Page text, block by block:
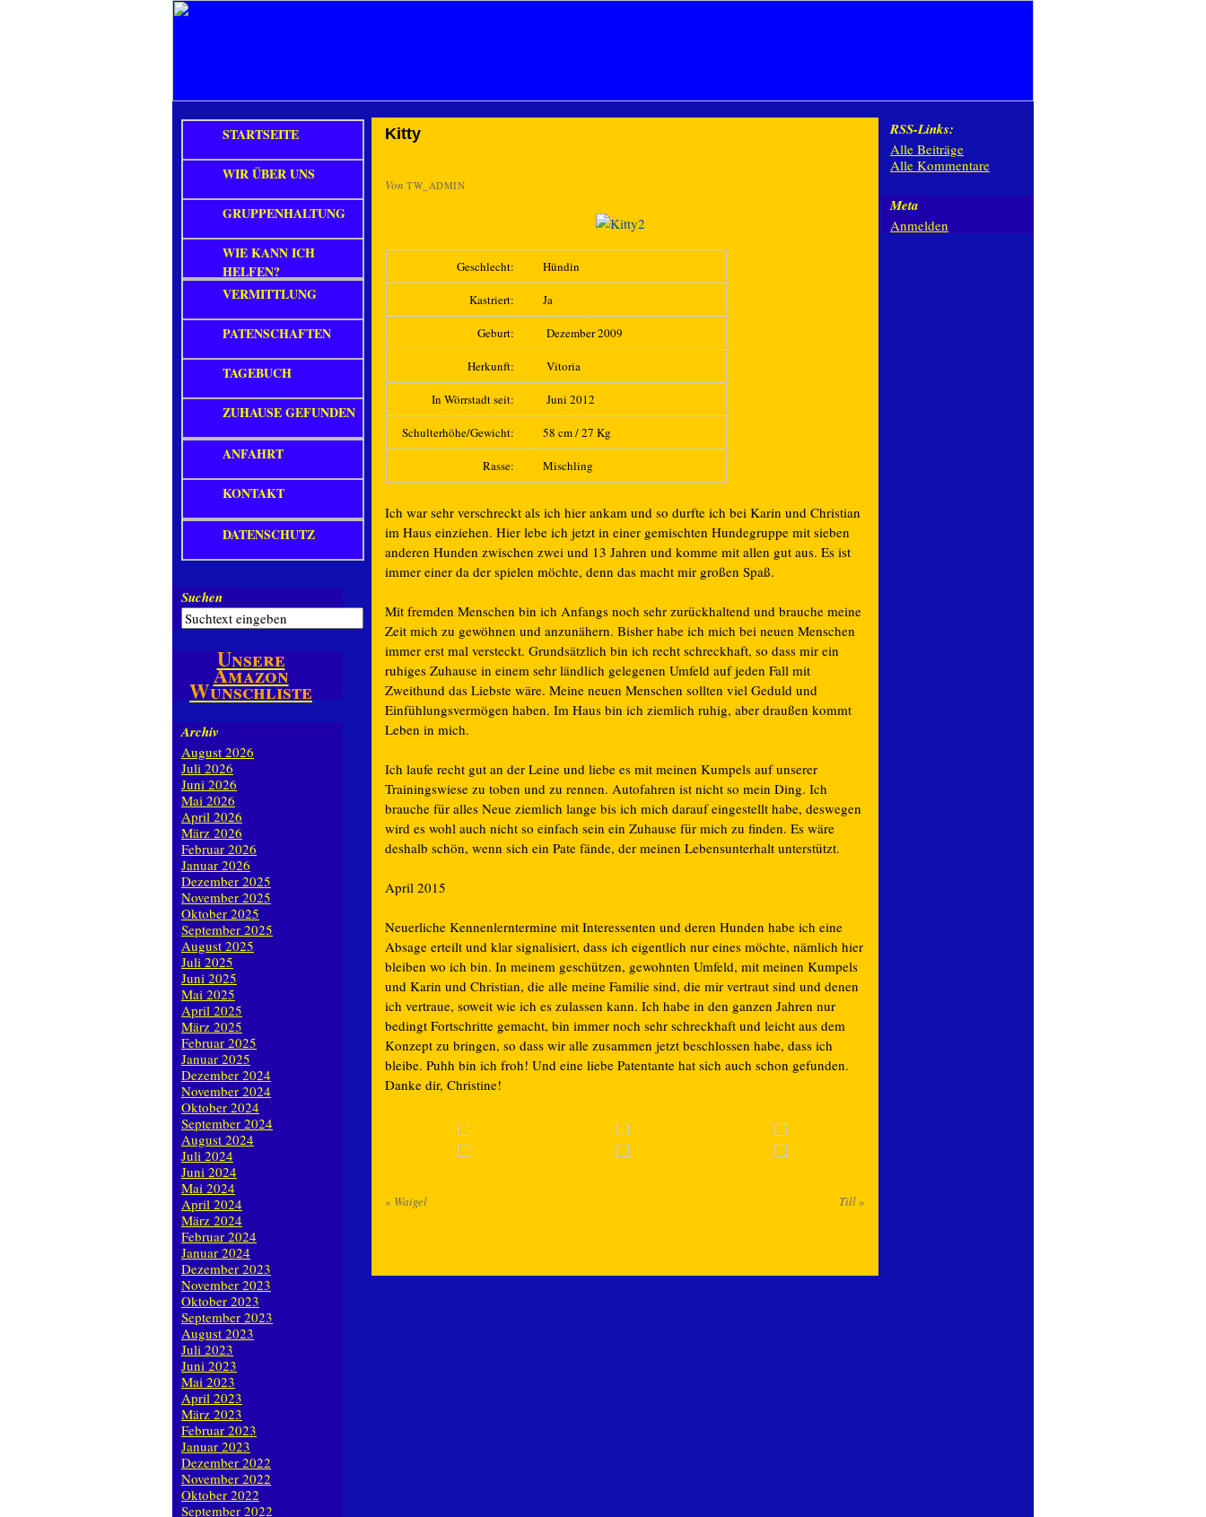
Kitty
Von TW_ADMIN
Geschlecht: Hündin
Kastriert: Ja
Geburt: Dezember 2009
Herkunft: Vitoria
In Wörrstadt seit: Juni 2012
Schulterhöhe/Gewicht: 58 cm / 27 Kg
Rasse: Mischling
Ich war sehr verschreckt als ich hier ankam und so durfte ich bei Karin und Christian
im Haus einziehen. Hier lebe ich jetzt in einer gemischten Hundegruppe mit sieben
anderen Hunden zwischen zwei und 13 Jahren und komme mit allen gut aus. Es ist
immer einer da der spielen möchte, denn das macht mir großen Spaß.
Mit fremden Menschen bin ich Anfangs noch sehr zurückhaltend und brauche meine
Zeit mich zu gewöhnen und anzunähern. Bisher habe ich mich bei neuen Menschen
immer erst mal versteckt. Grundsätzlich bin ich recht schreckhaft, so dass mir ein
ruhiges Zuhause in einem sehr ländlich gelegenen Umfeld auf jeden Fall mit
Zweithund das Liebste wäre. Meine neuen Menschen sollten viel Geduld und
Einfühlungsvermögen haben. Im Haus bin ich ziemlich ruhig, aber draußen kommt
Leben in mich.
Ich laufe recht gut an der Leine und liebe es mit meinen Kumpels auf unserer
Trainingswiese zu toben und zu rennen. Autofahren ist nicht so mein Ding. Ich
brauche für alles Neue ziemlich lange bis ich mich darauf eingestellt habe, deswegen
wird es wohl auch nicht so einfach sein ein Zuhause für mich zu finden. Es wäre
deshalb schön, wenn sich ein Pate fände, der meinen Lebensunterhalt unterstützt.
April 2015
Neuerliche Kennenlerntermine mit Interessenten und deren Hunden habe ich eine
Absage erteilt und klar signalisiert, dass ich eigentlich nur eines möchte, nämlich hier
bleiben wo ich bin. In meinem geschützen, gewohnten Umfeld, mit meinen Kumpels
und Karin und Christian, die alle meine Familie sind, die mir vertraut sind und denen
ich vertraue, soweit wie ich es zulassen kann. Ich habe in den ganzen Jahren nur
bedingt Fortschritte gemacht, bin immer noch sehr schreckhaft und leicht aus dem
Konzept zu bringen, so dass wir alle zusammen jetzt beschlossen habe, dass ich
bleibe. Puhh bin ich froh! Und eine liebe Patentante hat sich auch schon gefunden.
Danke dir, Christine!
« Waigel Till»
STARTSEITE
WIR ÜBER UNS
GRUPPENHALTUNG
WIE KANN ICH
HELFEN?
VERMITTLUNG
PATENSCHAFTEN
TAGEBUCH
ZUHAUSE GEFUNDEN
ANFAHRT
KONTAKT
DATENSCHUTZ
Suchen
Unsere
Amazon
Wunschliste
Archiv
August 2026
Juli 2026
Juni 2026
Mai 2026
April 2026
März 2026
Februar 2026
Januar 2026
Dezember 2025
November 2025
Oktober 2025
September 2025
August 2025
Juli 2025
Juni 2025
Mai 2025
April 2025
März 2025
Februar 2025
Januar 2025
Dezember 2024
November 2024
Oktober 2024
September 2024
August 2024
Juli 2024
Juni 2024
Mai 2024
April 2024
März 2024
Februar 2024
Januar 2024
Dezember 2023
November 2023
Oktober 2023
September 2023
August 2023
Juli 2023
Juni 2023
Mai 2023
April 2023
März 2023
Februar 2023
Januar 2023
Dezember 2022
November 2022
Oktober 2022
September 2022
RSS-Links:
Alle Beiträge
Alle Kommentare
Meta
Anmelden